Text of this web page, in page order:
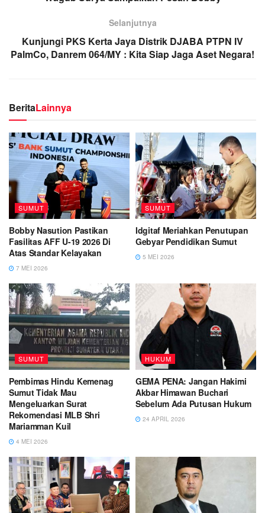
Selanjutnya
Kunjungi PKS Kerta Jaya Distrik DJABA PTPN IV
PalmCo, Danrem 064/MY : Kita Siap Jaga Aset Negara!
BeritaLainnya
SUMUT
Bobby Nasution Pastikan
Fasilitas AFF U-19 2026 Di
Atas Standar Kelayakan
7 MEI 2026
SUMUT
Idgitaf Meriahkan Penutupan
Gebyar Pendidikan Sumut
5 MEI 2026
SUMUT
Pembimas Hindu Kemenag
Sumut Tidak Mau
Mengeluarkan Surat
Rekomendasi MLB Shri
Mariamman Kuil
4 MEI 2026
HUKUM
GEMA PENA: Jangan Hakimi
Akbar Himawan Buchari
Sebelum Ada Putusan Hukum
24 APRIL 2026